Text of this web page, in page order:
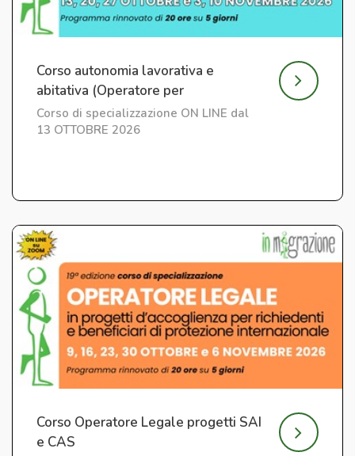
Corso autonomia lavorativa e
abitativa (Operatore per
l'Integrazione) ed. 7
Corso di specializzazione ON LINE dal
13 OTTOBRE 2026
Corso Operatore Legale progetti SAI
e CAS